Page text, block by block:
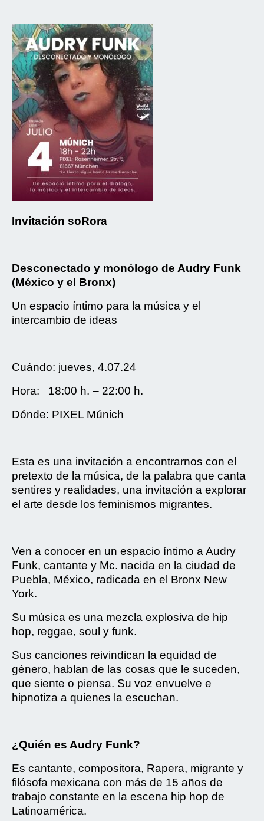
Invitación soRora
Desconectado y monólogo de Audry Funk
(México y el Bronx)
Un espacio íntimo para la música y el
intercambio de ideas
Cuándo: jueves, 4.07.24
Hora: 18:00 h. – 22:00 h.
Dónde: PIXEL Múnich
Esta es una invitación a encontrarnos con el
pretexto de la música, de la palabra que canta
sentires y realidades, una invitación a explorar
el arte desde los feminismos migrantes.
Ven a conocer en un espacio íntimo a Audry
Funk, cantante y Mc. nacida en la ciudad de
Puebla, México, radicada en el Bronx New
York.
Su música es una mezcla explosiva de hip
hop, reggae, soul y funk.
Sus canciones reivindican la equidad de
género, hablan de las cosas que le suceden,
que siente o piensa. Su voz envuelve e
hipnotiza a quienes la escuchan.
¿Quién es Audry Funk?
Es cantante, compositora, Rapera, migrante y
filósofa mexicana con más de 15 años de
trabajo constante en la escena hip hop de
Latinoamérica.